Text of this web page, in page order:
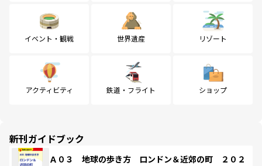
イベント・観戦 世界遺産 リゾート
アクティビティ 鉄道・フライト ショップ
新刊ガイドブック
Ａ０３ 地球の歩き方 ロンドン＆近郊の町 ２０２